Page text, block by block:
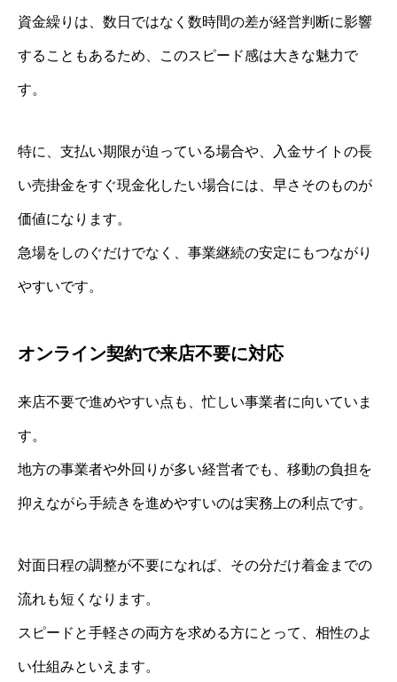
資金繰りは、数日ではなく数時間の差が経営判断に影響
することもあるため、このスピード感は大きな魅力で
す。
特に、支払い期限が迫っている場合や、入金サイトの長
い売掛金をすぐ現金化したい場合には、早さそのものが
価値になります。
急場をしのぐだけでなく、事業継続の安定にもつながり
やすいです。
オンライン契約で来店不要に対応
来店不要で進めやすい点も、忙しい事業者に向いていま
す。
地方の事業者や外回りが多い経営者でも、移動の負担を
抑えながら手続きを進めやすいのは実務上の利点です。
対面日程の調整が不要になれば、その分だけ着金までの
流れも短くなります。
スピードと手軽さの両方を求める方にとって、相性のよ
い仕組みといえます。